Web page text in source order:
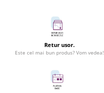
Retur usor.
Este cel mai bun produs? Vom vedea!